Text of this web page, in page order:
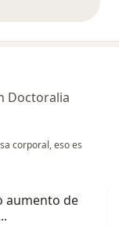
anteriores
Doctoralia
corporal, eso es
aumento de